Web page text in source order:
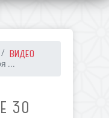
ВИДЕО
...
30